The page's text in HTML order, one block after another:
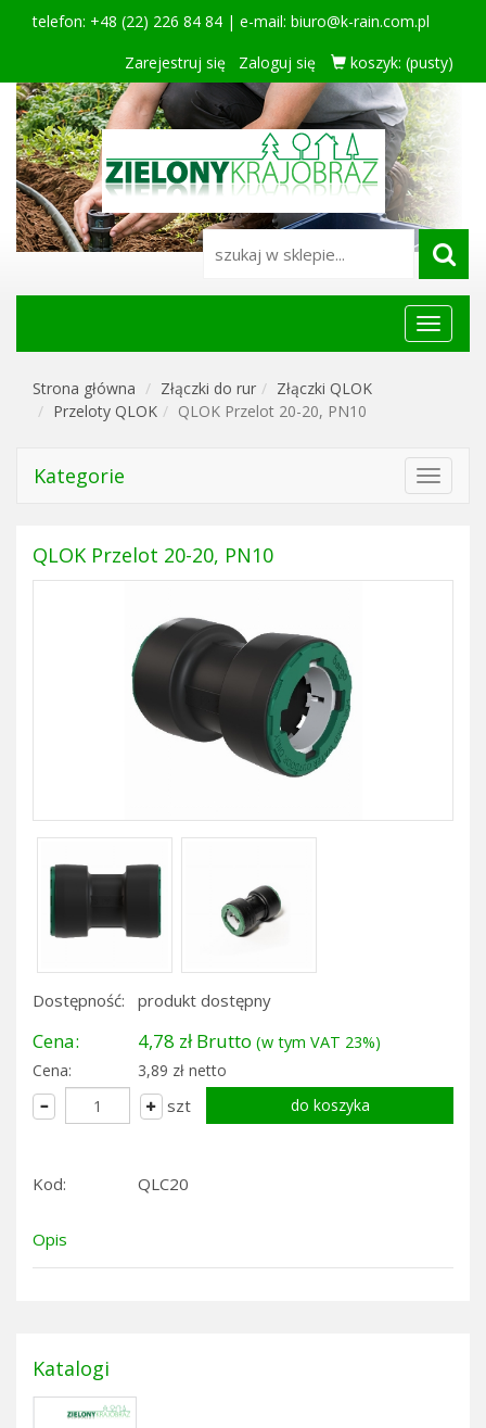
telefon: +48 (22) 226 84 84 | e-mail: biuro@k-rain.com.pl
Zarejestruj się
Zaloguj się koszyk: (pusty)
Menu
główne
Strona główna Złączki do rur
Złączki QLOK
Przeloty QLOK
QLOK Przelot 20-20, PN10
Kategorie
Toggle
QLOK Przelot 20-20, PN10
Dostępność: produkt dostępny
Cena: 4,78 zł Brutto (w tym VAT 23%)
Cena:
3,89 zł netto
szt
Kod: QLC20
Opis
Katalogi